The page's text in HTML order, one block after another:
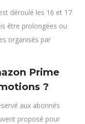
déroulé les 16 et 17
être prolongées ou
organisés par
Prime
?
aux abonnés
proposé pour